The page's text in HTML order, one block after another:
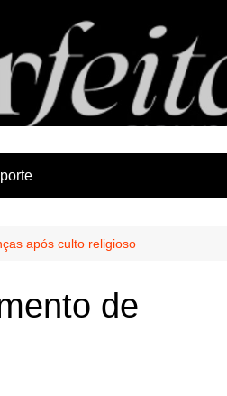
Revista Perfeita
após culto religioso
de